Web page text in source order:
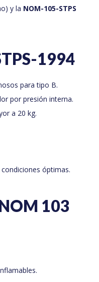
y la NOM-105-STPS
1994
para tipo B.
por presión interna.
a 20 kg.
óptimas.
103